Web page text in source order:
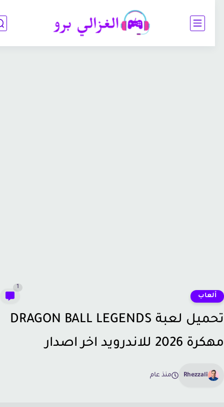
تحميل لعبة DRAGON BALL LEGENDS
للاندرويد اخر اصدار
Rhezzali منذ عام